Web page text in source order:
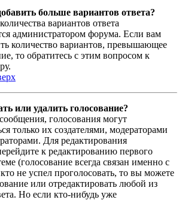
больше вариантов ответа?
вариантов ответа
администратором форума. Если вам
количество вариантов, превышающее
то обратитесь с этим вопросом к
или удалить голосование?
голосования могут
только их создателями, модераторами
Для редактирования
к редактированию первого
(голосование всегда связан именно с
не успел проголосовать, то вы можете
или отредактировать любой из
Но если кто-нибудь уже